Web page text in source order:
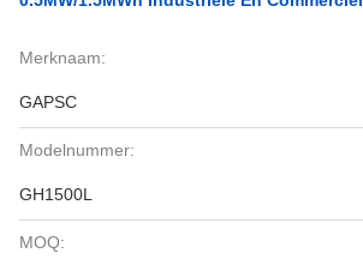
Merknaam:
GAPSC
Modelnummer:
GH1500L
MOQ: